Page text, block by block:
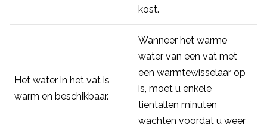
kost.
Het water in het vat is
warm en beschikbaar.
Wanneer het warme
water van een vat met
een warmtewisselaar op
is, moet u enkele
tientallen minuten
wachten voordat u weer